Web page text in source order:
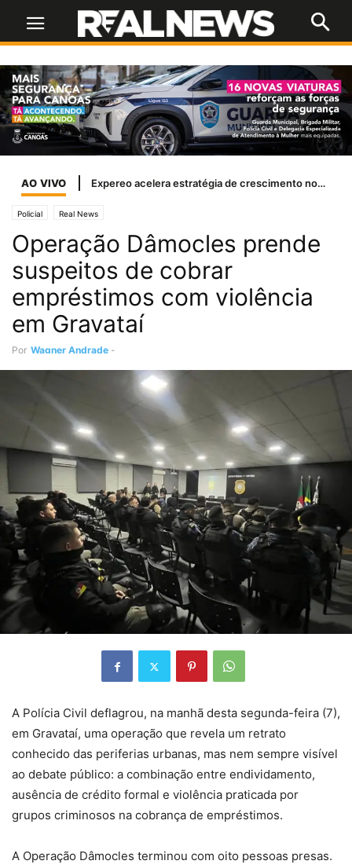
AO VIVO Expereo acelera estratégia de crescimento nos EUA com a nomeação de Margi Shaw como presidente independente
Policial Real News
Operação Dâmocles prende
suspeitos de cobrar
empréstimos com violência
em Gravataí
Por Wagner Andrade -
A Polícia Civil deflagrou, na manhã desta segunda-feira (7),
em Gravataí, uma operação que revela um retrato
conhecido das periferias urbanas, mas nem sempre visível
ao debate público: a combinação entre endividamento,
ausência de crédito formal e violência praticada por
grupos criminosos na cobrança de empréstimos.
A Operação Dâmocles terminou com oito pessoas presas.